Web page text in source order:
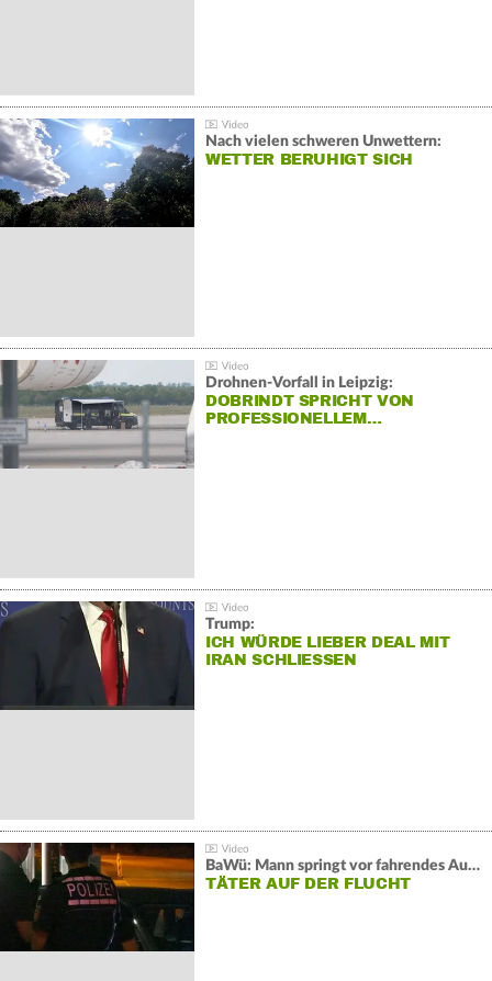
Nach vielen schweren Unwettern:
WETTER BERUHIGT SICH
Drohnen-Vorfall in Leipzig:
DOBRINDT SPRICHT VON
PROFESSIONELLEM…
Trump:
ICH WÜRDE LIEBER DEAL MIT
IRAN SCHLIESSEN
BaWü: Mann springt vor fahrendes Auto und schießt
TÄTER AUF DER FLUCHT